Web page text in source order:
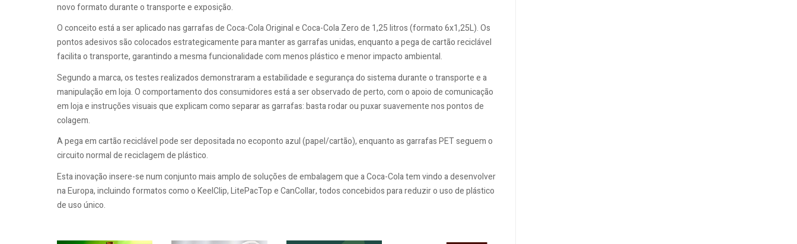
novo formato durante o transporte e exposição.
O conceito está a ser aplicado nas garrafas de Coca-Cola Original e Coca-Cola Zero de 1,25 litros (formato 6x1,25L). Os
pontos adesivos são colocados estrategicamente para manter as garrafas unidas, enquanto a pega de cartão reciclável
facilita o transporte, garantindo a mesma funcionalidade com menos plástico e menor impacto ambiental.
Segundo a marca, os testes realizados demonstraram a estabilidade e segurança do sistema durante o transporte e a
manipulação em loja. O comportamento dos consumidores está a ser observado de perto, com o apoio de comunicação
em loja e instruções visuais que explicam como separar as garrafas: basta rodar ou puxar suavemente nos pontos de
colagem.
A pega em cartão reciclável pode ser depositada no ecoponto azul (papel/cartão), enquanto as garrafas PET seguem o
circuito normal de reciclagem de plástico.
Esta inovação insere-se num conjunto mais amplo de soluções de embalagem que a Coca-Cola tem vindo a desenvolver
na Europa, incluindo formatos como o KeelClip, LitePacTop e CanCollar, todos concebidos para reduzir o uso de plástico
de uso único.